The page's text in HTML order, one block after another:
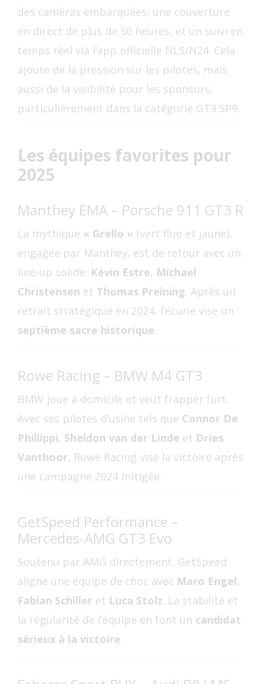
des caméras embarquées, une couverture
en direct de plus de 50 heures, et un suivi en
temps réel via l’app officielle NLS/N24. Cela
ajoute de la pression sur les pilotes, mais
aussi de la visibilité pour les sponsors,
particulièrement dans la catégorie GT3 SP9.
Les équipes favorites pour
2025
Manthey EMA – Porsche 911 GT3 R
La mythique « Grello » (vert fluo et jaune),
engagée par Manthey, est de retour avec un
line-up solide: Kévin Estre, Michael
Christensen et Thomas Preining. Après un
retrait stratégique en 2024, l’écurie vise un
septième sacre historique.
Rowe Racing – BMW M4 GT3
BMW joue à domicile et veut frapper fort.
Avec ses pilotes d’usine tels que Connor De
Phillippi, Sheldon van der Linde et Dries
Vanthoor, Rowe Racing vise la victoire après
une campagne 2024 mitigée.
GetSpeed Performance –
Mercedes-AMG GT3 Evo
Soutenu par AMG directement, GetSpeed
aligne une équipe de choc avec Maro Engel,
Fabian Schiller et Luca Stolz. La stabilité et
la régularité de l’équipe en font un candidat
sérieux à la victoire.